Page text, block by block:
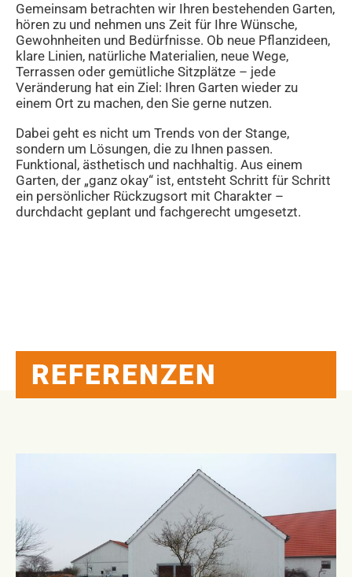
Gemeinsam betrachten wir Ihren bestehenden Garten,
hören zu und nehmen uns Zeit für Ihre Wünsche,
Gewohnheiten und Bedürfnisse. Ob neue Pflanzideen,
klare Linien, natürliche Materialien, neue Wege,
Terrassen oder gemütliche Sitzplätze – jede
Veränderung hat ein Ziel: Ihren Garten wieder zu
einem Ort zu machen, den Sie gerne nutzen.
Dabei geht es nicht um Trends von der Stange,
sondern um Lösungen, die zu Ihnen passen.
Funktional, ästhetisch und nachhaltig. Aus einem
Garten, der „ganz okay“ ist, entsteht Schritt für Schritt
ein persönlicher Rückzugsort mit Charakter –
durchdacht geplant und fachgerecht umgesetzt.
REFERENZEN